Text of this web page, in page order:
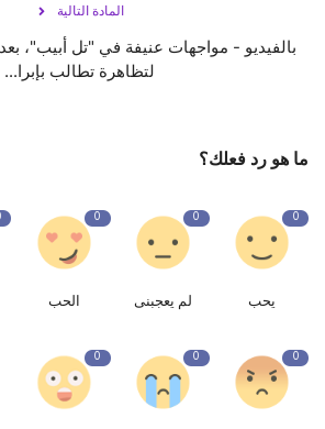
المادة التالية
بالفيديو - مواجهات عنيفة في "تل أبيب"،
لتظاهرة تطالب بإبرا...
ما هو رد فعلك؟
0
يحب
0
لم يعجبنى
0
الحب
0
0
0